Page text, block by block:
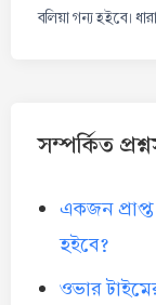
বলিয়া গন্য হইবে।
সম্পর্কিত
একজন প্রাপ্ত
হইবে?
ওভার